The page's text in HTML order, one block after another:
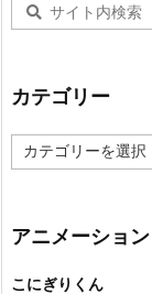
カテゴリー
テ
ー
アニメーション
こにぎりくん